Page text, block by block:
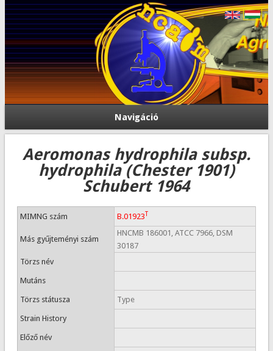
Navigáció
Aeromonas hydrophila subsp.
hydrophila (Chester 1901)
Schubert 1964
MIMNG szám B.01923T
Más gyűjteményi szám
HNCMB 186001, ATCC 7966, DSM
30187
Törzs név
Mutáns
Törzs státusza Type
Strain History
Előző név